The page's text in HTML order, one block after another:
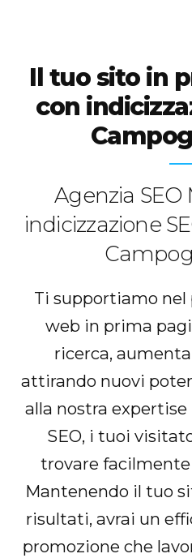
Il tuo sito in
con
Agenzia
indicizzazione
Ti supportiamo
web in prima
ricerca,
attirando nuovi
alla nostra expertise
SEO, i tuoi
trovare facilmente
Mantenendo il tuo
risultati, avrai un
promozione che